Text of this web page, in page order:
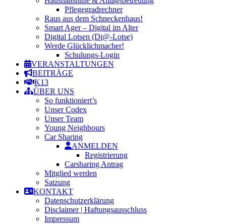
Pflegegradrechner
Raus aus dem Schneckenhaus!
Smart Ager – Digital im Alter
Digital Lotsen (Di@-Lotse)
Werde Glücklichmacher!
Schulungs-Login
VERANSTALTUNGEN
BEITRÄGE
K13
ÜBER UNS
So funktioniert’s
Unser Codex
Unser Team
Young Neighbours
Car Sharing
ANMELDEN
Registrierung
Carsharing Antrag
Mitglied werden
Satzung
KONTAKT
Datenschutzerklärung
Disclaimer | Haftungsausschluss
Impressum